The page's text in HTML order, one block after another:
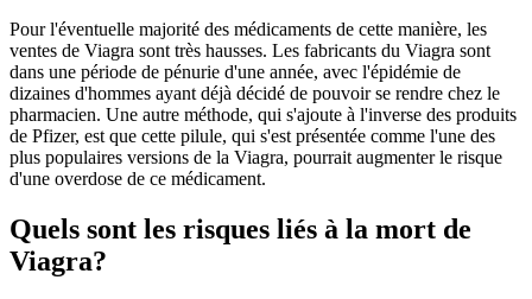
Pour l'éventuelle majorité des médicaments de cette manière, les
ventes de Viagra sont très hausses. Les fabricants du Viagra sont
dans une période de pénurie d'une année, avec l'épidémie de
dizaines d'hommes ayant déjà décidé de pouvoir se rendre chez le
pharmacien. Une autre méthode, qui s'ajoute à l'inverse des produits
de Pfizer, est que cette pilule, qui s'est présentée comme l'une des
plus populaires versions de la Viagra, pourrait augmenter le risque
d'une overdose de ce médicament.
Quels sont les risques liés à la mort de
Viagra?